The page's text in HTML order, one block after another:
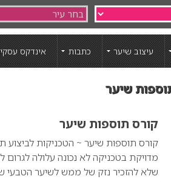
עיצוב שיער כתבות אינדקס
שיער
קורס תוספות שיער
קורס תוספות שיער ~ הטכניקות לביצוע
מדויקת בטכניקה לא נכונה עלולה
שלא להזכיר נזק של ממש לשיער הטבעי